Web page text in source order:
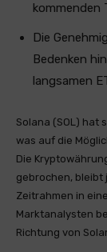
kommenden
Die
Bedenken
langsamen
Solana (SOL) hat
was auf die
Die
gebrochen, bleibt
Zeitrahmen in
Marktanalysten
Richtung von